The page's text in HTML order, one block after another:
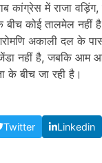
कांग्रेस में राजा वड़िंग,
कोई तालमेल नहीं
अकाली दल के
नहीं है, जबकि आम
के बीच जा रही है।
Twitter Linkedin